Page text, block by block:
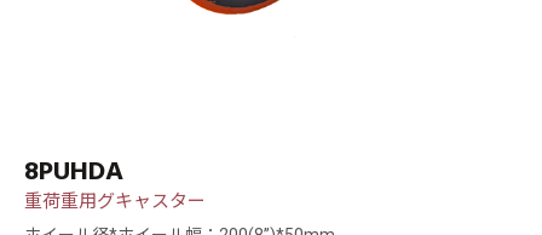
8PUHDA
重荷重用グキャスター